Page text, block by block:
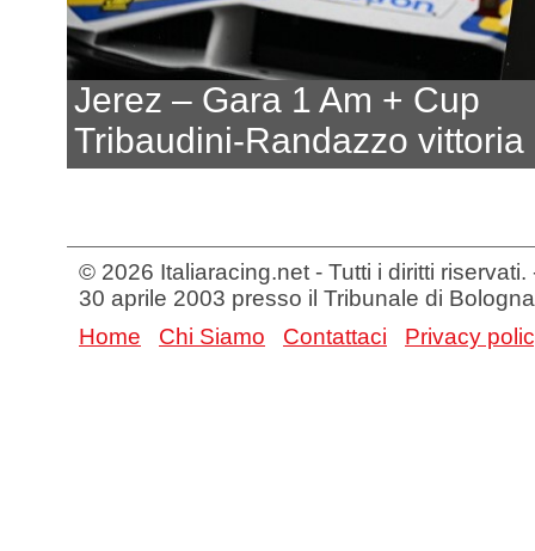
Jerez – Gara 1 Am + Cup
Tribaudini-Randazzo vittoria
© 2026 Italiaracing.net - Tutti i diritti
30 aprile 2003 presso il Tribunale di Bologna
Home
Chi Siamo Contattaci Privacy